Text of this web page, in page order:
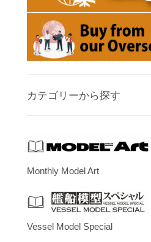
カテゴリーから探す
Monthly Model Art
Vessel Model Special